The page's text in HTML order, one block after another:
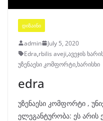
ᲓᲘᲖᲐᲘᲜᲘ
admin
July 5, 2020
Edra,rbilis aveji,ავეჯის
უზენაესი კომფორტი,ხარისხი
edra
უზენაესი კომფორტი ,
ელეგანტურობა: ეს არის